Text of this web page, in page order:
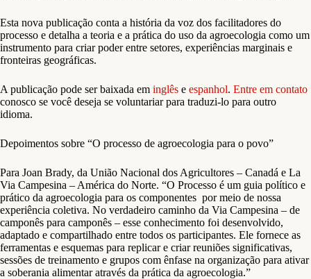
Esta nova publicação conta a história da voz dos facilitadores do
processo e detalha a teoria e a prática do uso da agroecologia como um
instrumento para criar poder entre setores, experiências marginais e
fronteiras geográficas.
A publicação pode ser baixada em inglês e espanhol. Entre em contato
conosco se você deseja se voluntariar para traduzi-lo para outro
idioma.
Depoimentos sobre “O processo de agroecologia para o povo”
Para Joan Brady, da União Nacional dos Agricultores – Canadá e La
Via Campesina – América do Norte. “O Processo é um guia político e
prático da agroecologia para os componentes por meio de nossa
experiência coletiva. No verdadeiro caminho da Via Campesina – de
camponês para camponês – esse conhecimento foi desenvolvido,
adaptado e compartilhado entre todos os participantes. Ele fornece as
ferramentas e esquemas para replicar e criar reuniões significativas,
sessões de treinamento e grupos com ênfase na organização para ativar
a soberania alimentar através da prática da agroecologia.”